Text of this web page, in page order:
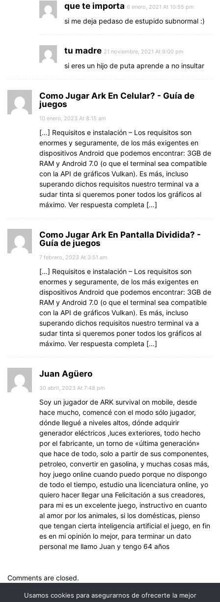
que te importa 6 enero, 2021 At 10:55 pm
si me deja pedaso de estupido subnormal :)
tu madre 21 noviembre, 2021 At 9:00 pm
si eres un hijo de puta aprende a no insultar
Como Jugar Ark En Celular? - Guía de
juegos
10 enero, 2023 At 8:15 am
[…] Requisitos e instalación – Los requisitos son
enormes y seguramente, de los más exigentes en
dispositivos Android que podemos encontrar: 3GB de
RAM y Android 7.0 (o que el terminal sea compatible
con la API de gráficos Vulkan). Es más, incluso
superando dichos requisitos nuestro terminal va a
sudar tinta si queremos poner todos los gráficos al
máximo. Ver respuesta completa […]
Como Jugar Ark En Pantalla Dividida? -
Guía de juegos
7 febrero, 2023 At 3:51 am
[…] Requisitos e instalación – Los requisitos son
enormes y seguramente, de los más exigentes en
dispositivos Android que podemos encontrar: 3GB de
RAM y Android 7.0 (o que el terminal sea compatible
con la API de gráficos Vulkan). Es más, incluso
superando dichos requisitos nuestro terminal va a
sudar tinta si queremos poner todos los gráficos al
máximo. Ver respuesta completa […]
Juan Agüero
30 abril, 2023 At 7:48 pm
Soy un jugador de ARK survival on mobile, desde
hace mucho, comencé con el modo sólo jugador,
dónde llegué a niveles altos, dónde adquirir
generador eléctricos ,luces exteriores, todo hecho
por el fabricante, un torno de «última generación»
que hace de todo, solo a partir de sus componentes,
petroleo, convertir en gasolina, y muchas cosas más,
hoy juego online cuando puedo porque no dispongo
de todo el tiempo, estudio una licenciatura online, yo
quiero hacer llegar una Felicitación a sus creadores,
para mi es un excelente juego, instructivo en cuanto
al amor por los animales, si los domésticas, pienso
que tengan cierta inteligencia artificial el juego, en fin
es en mi opinión lo mejor, para terminar un dato
personal me llamo Juan y tengo 64 años
Comments are closed.
Usamos cookies para asegurarnos de ofrecerte la mejor